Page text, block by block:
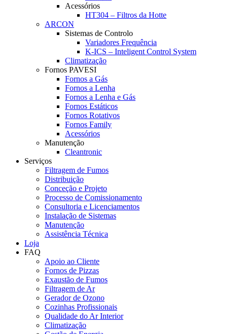
Acessórios
HT304 – Filtros da Hotte
ARCON
Sistemas de Controlo
Variadores Frequência
K-ICS – Inteligent Control System
Climatização
Fornos PAVESI
Fornos a Gás
Fornos a Lenha
Fornos a Lenha e Gás
Fornos Estáticos
Fornos Rotativos
Fornos Family
Acessórios
Manutenção
Cleantronic
Serviços
Filtragem de Fumos
Distribuição
Conceção e Projeto
Processo de Comissionamento
Consultoria e Licenciamentos
Instalação de Sistemas
Manutenção
Assistência Técnica
Loja
FAQ
Apoio ao Cliente
Fornos de Pizzas
Exaustão de Fumos
Filtragem de Ar
Gerador de Ozono
Cozinhas Profissionais
Qualidade do Ar Interior
Climatização